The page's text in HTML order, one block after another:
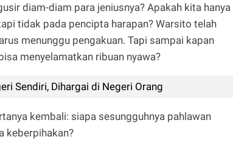
diam-diam para jeniusnya? Apakah kita hanya
tidak pada pencipta harapan? Warsito telah
menunggu pengakuan. Tapi sampai kapan
menyelamatkan ribuan nyawa?
Sendiri, Dihargai di Negeri Orang
kembali: siapa sesungguhnya pahlawan
keberpihakan?